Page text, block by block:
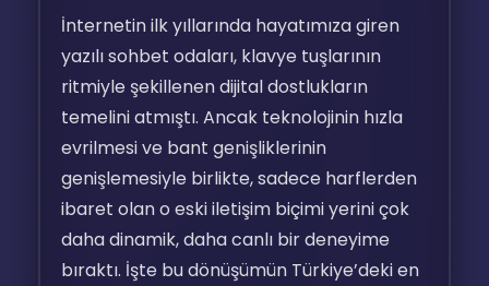
İnternetin ilk yıllarında hayatımıza giren
yazılı sohbet odaları, klavye tuşlarının
ritmiyle şekillenen dijital dostlukların
temelini atmıştı. Ancak teknolojinin hızla
evrilmesi ve bant genişliklerinin
genişlemesiyle birlikte, sadece harflerden
ibaret olan o eski iletişim biçimi yerini çok
daha dinamik, daha canlı bir deneyime
bıraktı. İşte bu dönüşümün Türkiye’deki en